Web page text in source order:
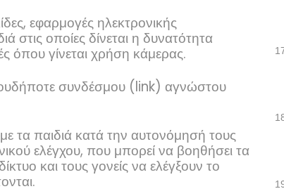
εφαρμογές ηλεκτρονικής
στις οποίες δίνεται η δυνατότητα
όπου γίνεται χρήση κάμερας.
συνδέσμου (link) αγνώστου
τα παιδιά κατά την αυτονόμησή τους
ελέγχου, που μπορεί να βοηθήσει τα
και τους γονείς να ελέγξουν το